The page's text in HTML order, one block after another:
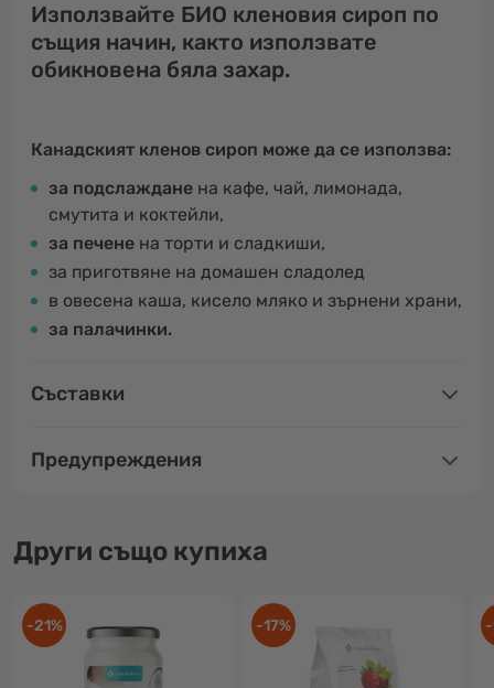
Използвайте БИО кленовия сироп по
същия начин, както използвате
обикновена бяла захар.
Канадският кленов сироп може да се използва:
за подслаждане на кафе, чай, лимонада,
смутита и коктейли,
за печене на торти и сладкиши,
за приготвяне на домашен сладолед
в овесена каша, кисело мляко и зърнени храни,
за палачинки.
Съставки
Предупреждения
Други също купиха
-21% -17% -